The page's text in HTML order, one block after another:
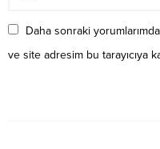
Daha sonraki
ve site adresim bu tarayıcıya